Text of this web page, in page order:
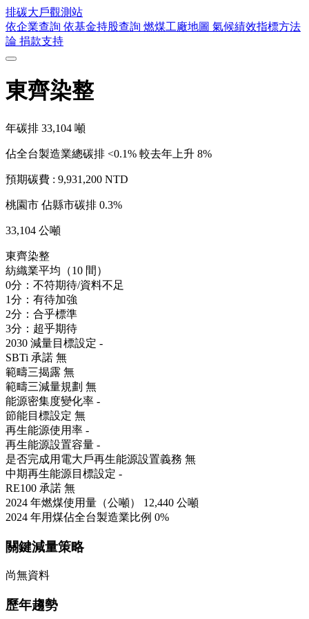
排碳大戶觀測站
依企業查詢 依基金持股查詢 燃煤工廠地圖 氣候績效指標方法
論 捐款支持
東齊染整
年碳排 33,104 噸
佔全台製造業總碳排 <0.1% 較去年上升 8%
預期碳費 : 9,931,200 NTD
桃園市 佔縣市碳排 0.3%
33,104 公噸
東齊染整
紡織業平均（10 間）
0分：不符期待/資料不足
1分：有待加強
2分：合乎標準
3分：超乎期待
2030 減量目標設定 -
SBTi 承諾 無
範疇三揭露 無
範疇三減量規劃 無
能源密集度變化率 -
節能目標設定 無
再生能源使用率 -
再生能源設置容量 -
是否完成用電大戶再生能源設置義務 無
中期再生能源目標設定 -
RE100 承諾 無
2024 年燃煤使用量（公噸） 12,440 公噸
2024 年用煤佔全台製造業比例 0%
關鍵減量策略
尚無資料
歷年趨勢